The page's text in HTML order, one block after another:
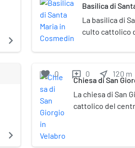
navigate_next
navigate_next
Basilica di
La basilica di
culto cattolico
Chiesa
basilica, frutto
(772-790) di
attestato fin
favorite 0 reviews 0 near_me 120 m
Chiesa di San
La chiesa di San
cattolico del